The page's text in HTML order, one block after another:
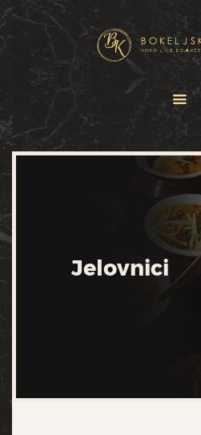
Jelovnici
JELOVNICI
USLUGE